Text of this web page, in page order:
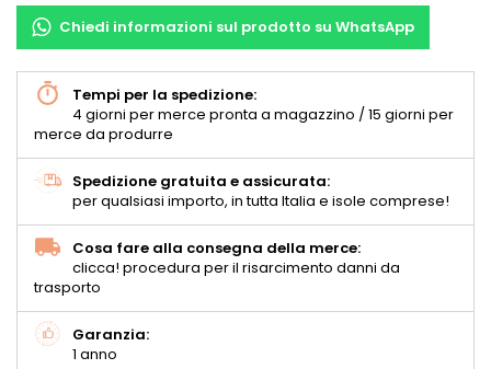
Chiedi informazioni sul prodotto su WhatsApp
Tempi per la spedizione:
4 giorni per merce pronta a magazzino / 15 giorni per
merce da produrre
Spedizione gratuita e assicurata:
per qualsiasi importo, in tutta Italia e isole comprese!
Cosa fare alla consegna della merce:
clicca! procedura per il risarcimento danni da
trasporto
Garanzia:
1 anno